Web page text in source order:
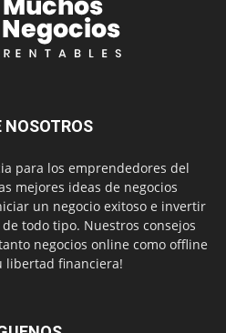
NOSOTROS
para los emprendedores del
mejores ideas de negocios
un negocio exitoso e invertir
todo tipo. Nuestros consejos
negocios online como offline
libertad financiera!